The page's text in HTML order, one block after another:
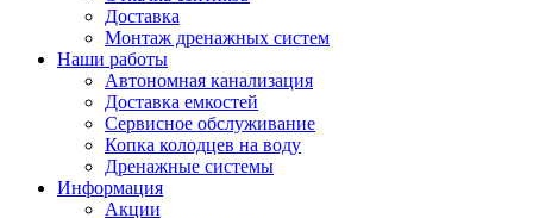
Доставка
Монтаж дренажных систем
Наши работы
Автономная канализация
Доставка емкостей
Сервисное обслуживание
Копка колодцев на воду
Дренажные системы
Информация
Акции